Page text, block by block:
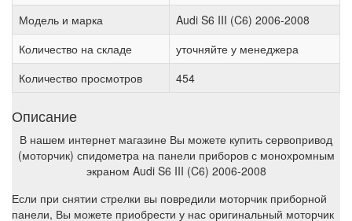
Модель и марка
Audi S6 III (C6) 2006-2008
Количество на складе
уточняйте у менеджера
Количество просмотров
454
Описание
В нашем интернет магазине Вы можете купить сервопривод
(моторчик) спидометра на панели приборов с монохромным
экраном Audi S6 III (C6) 2006-2008
Если при снятии стрелки вы повредили моторчик приборной
панели, Вы можете приобрести у нас оригинальный моторчик